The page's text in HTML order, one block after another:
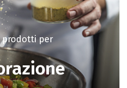
prodotti per